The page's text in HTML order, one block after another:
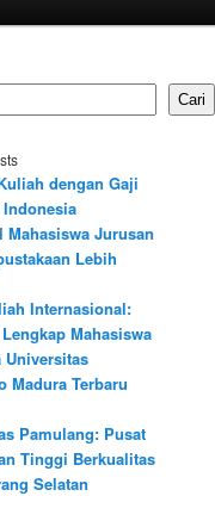
Cari
dengan Gaji
Mahasiswa Jurusan
Lebih
Internasional:
Mahasiswa
Universitas
Madura Terbaru
Pamulang: Pusat
Tinggi Berkualitas
Selatan